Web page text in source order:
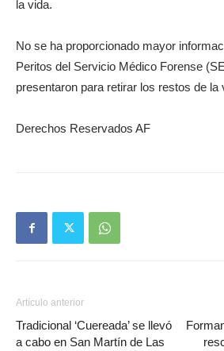
la vida.
No se ha proporcionado mayor
Peritos del Servicio Médico Forense
presentaron para retirar los restos de la
Derechos Reservados AF
Artículo anterior
Tradicional ‘Cuereada’ se llevó
a cabo en San Martín de Las